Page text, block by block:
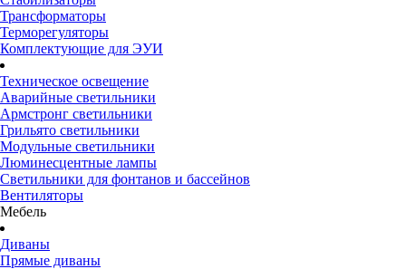
Трансформаторы
Терморегуляторы
Комплектующие для ЭУИ
Техническое освещение
Аварийные светильники
Армстронг светильники
Грильято светильники
Модульные светильники
Люминесцентные лампы
Светильники для фонтанов и бассейнов
Вентиляторы
Мебель
Диваны
Прямые диваны